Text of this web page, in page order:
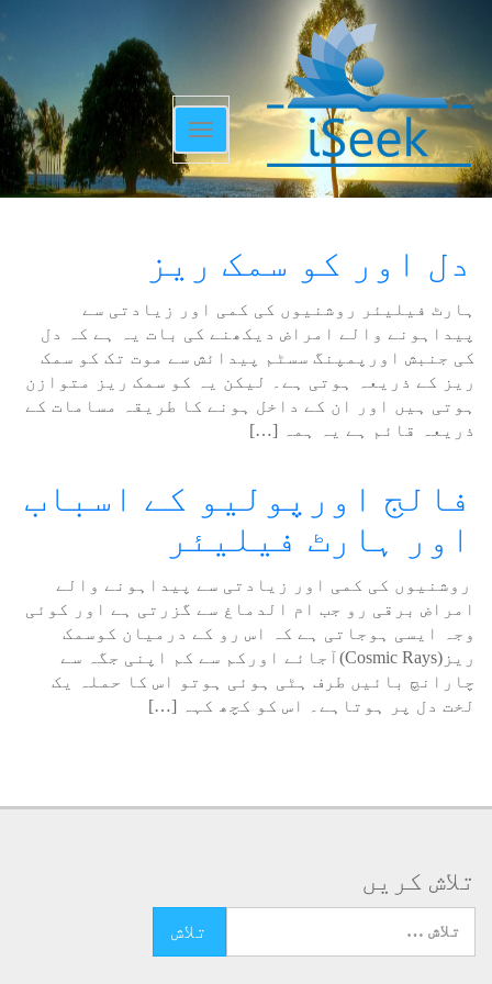
Toggle
navigation
دل اور کو سمک ریز
ہارٹ فیلیئر روشنیوں کی کمی اور زیادتی سے
پیداہونے والے امراض دیکھنے کی بات یہ ہے کہ دل
کی جنبش اورپمپنگ سسٹم پیدائش سے موت تک کو سمک
ریز کے ذریعہ ہوتی ہے۔ لیکن یہ کو سمک ریز متوازن
ہوتی ہیں اور ان کے داخل ہونے کا طریقہ مسامات کے
ذریعہ قائم ہے یہ ہمہ […]
فالج اورپولیو کے اسباب
اور ہارٹ فیلیئر
روشنیوں کی کمی اور زیادتی سے پیداہونے والے
امراض برقی رو جب ام الدماغ سے گزرتی ہے اور کوئی
وجہ ایسی ہوجاتی ہے کہ اس رو کے درمیان کوسمک
ریز(Cosmic Rays)آجائے اورکم سے کم اپنی جگہ سے
چارانچ بائیں طرف ہٹی ہوئی ہوتو اس کا حملہ یک
لخت دل پر ہوتاہے۔ اس کو کچھ کہہ […]
تلاش کریں